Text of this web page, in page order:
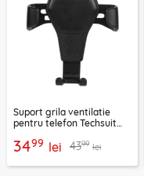
Suport grila ventilatie
pentru telefon Techsuit
3499 lei 4399 lei